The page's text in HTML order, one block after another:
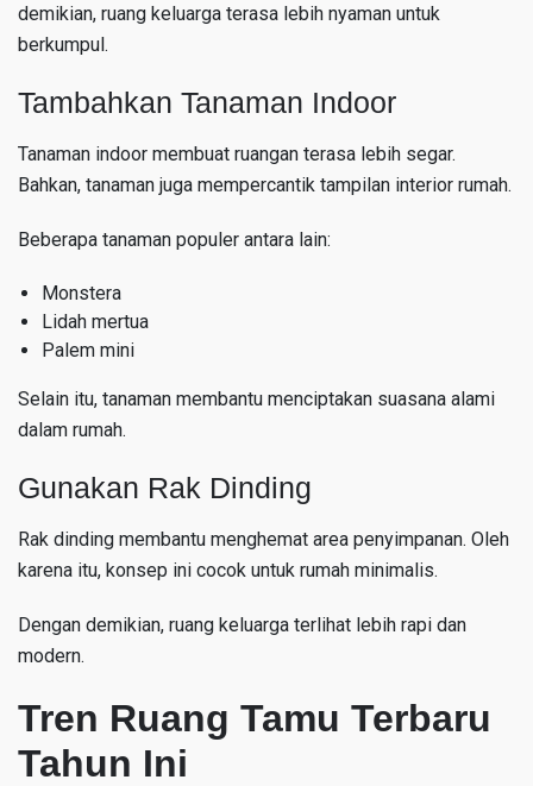
demikian, ruang keluarga terasa lebih nyaman untuk
berkumpul.
Tambahkan Tanaman Indoor
Tanaman indoor membuat ruangan terasa lebih segar.
Bahkan, tanaman juga mempercantik tampilan interior rumah.
Beberapa tanaman populer antara lain:
Monstera
Lidah mertua
Palem mini
Selain itu, tanaman membantu menciptakan suasana alami
dalam rumah.
Gunakan Rak Dinding
Rak dinding membantu menghemat area penyimpanan. Oleh
karena itu, konsep ini cocok untuk rumah minimalis.
Dengan demikian, ruang keluarga terlihat lebih rapi dan
modern.
Tren Ruang Tamu Terbaru
Tahun Ini